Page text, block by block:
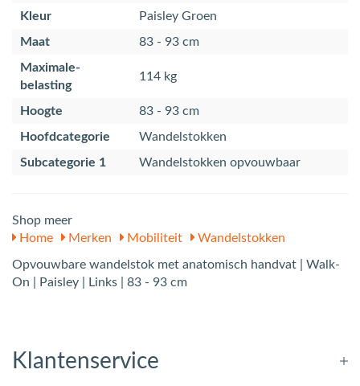
Kleur
Paisley Groen
Maat
83 - 93 cm
Maximale-
belasting
114 kg
Hoogte
83 - 93 cm
Hoofdcategorie
Wandelstokken
Subcategorie 1
Wandelstokken opvouwbaar
Shop meer
Home
Merken Mobiliteit Wandelstokken
Opvouwbare wandelstok met anatomisch handvat | Walk-
On | Paisley | Links | 83 - 93 cm
Klantenservice